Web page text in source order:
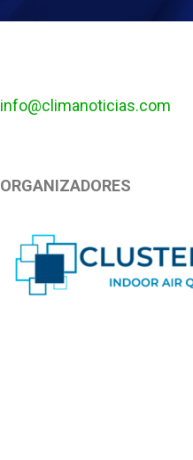
info@climanoticias.com
ORGANIZADORES